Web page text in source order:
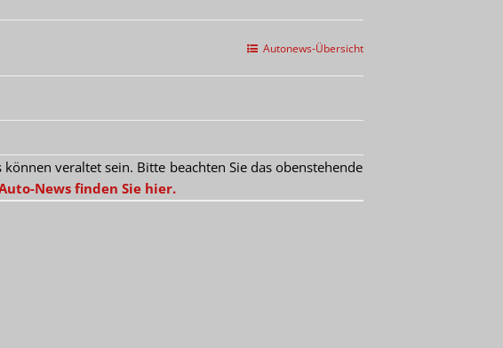
Autonews-Übersicht
veraltet sein. Bitte beachten Sie das obenstehende
News finden Sie hier.